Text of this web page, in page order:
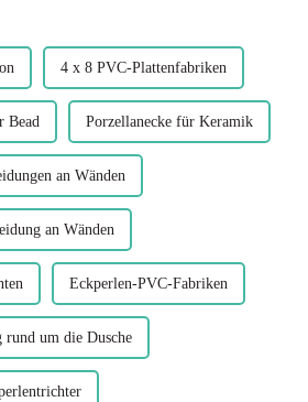
spart Ihnen...
4 x 8 PVC-Plattenfabriken
Bead Porzellanecke für Keramik
an Wänden
an Wänden
Eckperlen-PVC-Fabriken
um die Dusche